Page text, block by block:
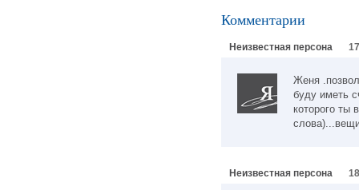
Комментарии
Неизвестная персона
Женя
буду иметь
которого ты
Неизвестная персона